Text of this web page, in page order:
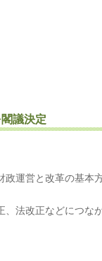
議決定
運営と改革の基本
、法改正などにつな